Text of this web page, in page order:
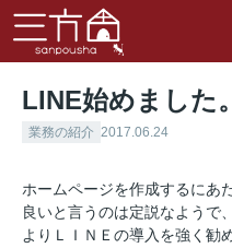
LINE始めました。
業務の紹介 2017.06.24
ホームページを作成するにあ
良いと言うのは定説なようで、
よりＬＩＮＥの導入を強く勧